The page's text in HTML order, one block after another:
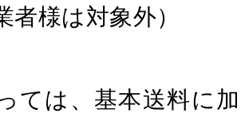
者様は対象外）
ては、基本送料に